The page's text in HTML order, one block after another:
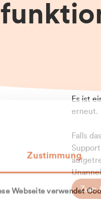
Zustimmung
Webseite verwendet
Es ist
erneut.
Falls
Zum